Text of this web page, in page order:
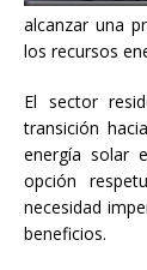
alcanzar una
los recursos
El sector
transición
energía solar
opción
necesidad
beneficios.